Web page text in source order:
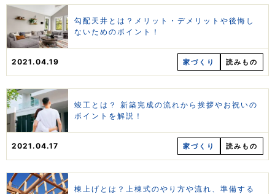
2021.04.19 家づくり 読みもの
勾配天井とは？メリット・デメリットや後悔し
ないためのポイント！
2021.04.17 家づくり 読みもの
竣工とは？ 新築完成の流れから挨拶やお祝いの
ポイントを解説！
棟上げとは？上棟式のやり方や流れ、準備する